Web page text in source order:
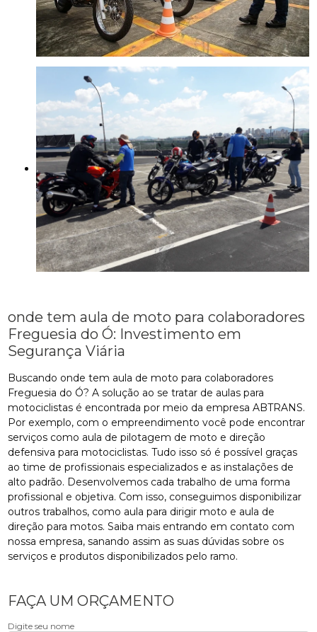
onde tem aula de moto para colaboradores
Freguesia do Ó: Investimento em
Segurança Viária
Buscando onde tem aula de moto para colaboradores
Freguesia do Ó? A solução ao se tratar de aulas para
motociclistas é encontrada por meio da empresa ABTRANS.
Por exemplo, com o empreendimento você pode encontrar
serviços como aula de pilotagem de moto e direção
defensiva para motociclistas. Tudo isso só é possível graças
ao time de profissionais especializados e as instalações de
alto padrão. Desenvolvemos cada trabalho de uma forma
profissional e objetiva. Com isso, conseguimos disponibilizar
outros trabalhos, como aula para dirigir moto e aula de
direção para motos. Saiba mais entrando em contato com
nossa empresa, sanando assim as suas dúvidas sobre os
serviços e produtos disponibilizados pelo ramo.
FAÇA UM ORÇAMENTO
Digite seu nome